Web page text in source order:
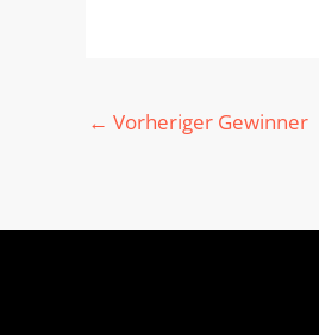
← Vorheriger Gewinner